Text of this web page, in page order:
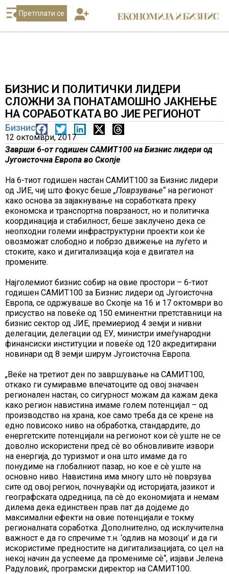
Претплати се
БИЗНИС И ПОЛИТИЧКИ ЛИДЕРИ
СЛОЖНИ ЗА ПОНАТАМОШНО ЈАКНЕЊЕ
НА СОРАБОТКАТА ВО ЈИЕ РЕГИОНОТ
Бизнис
12 октомври, 2017
Заврши 6-от годишен САМИТ100 на Бизнис лидери од
Југоисточна Европа во Скопје
На 6-тиот годишен настан САМИТ100 за Бизнис лидери
од ЈИЕ, чиј што фокус беше „Поврзување“на регионот
како основа за зајакнување на соработката преку
економска и транспортна поврзаност, но и политичка
координација и стабилност, беше заклучено дека се
неопходни големи инфраструктурни проекти кои ќе
овозможат слободно и побрзо движење на луѓето и
стоките, како и дигитализација која е двигател на
промените.
Најголемиот бизнис собир на овие простори – 6-тиот
годишен САМИТ100 за Бизнис лидери од Југоисточна
Европа, се одржуваше во Скопје на 16 и 17 октомври во
присуство на повеќе од 150 еминентни претставници на
бизнис сектор од ЈИЕ, премиериод 4 земји и нивни
делегации, делегации од ЕУ, министри имеѓународни
финансиски институции и повеќе од 120 акредитирани
новинари од 8 земји ширум Југоисточна Европа.
„Веќе на третиот ден по завршување на САМИТ100,
откако ги сумиравме впечатоците од овој значаен
регионален настан, со сигурност можам да кажам дека
како регион навистина имаме голем потенцијал – од
производство на храна, кое само треба да се крене на
едно повисоко ниво на обработка, стандардите, до
енергетските потенцијали на регионот кои сѐ уште не се
доволно искористени пред сѐ во обновливите извори
на енергија, до туризмот и она што имаме да го
понудиме на глобалниот пазар, но кое е сѐ уште на
основно ниво. Навистина има многу што нѐ поврзува
сите од овој регион, почнувајќи од историјата, јазикот и
географската одредница, па сѐ до економијата и немам
дилема дека единствен прав пат да дојдеме до
максимални ефекти на овие потенцијали е токму
регионалната соработка. Дополнително, од исклучителна
важност е да го спречиме т.н. ‘одлив на мозоци’ и да ги
искористиме предностите на дигитализацијата, со цел на
некој начин да успееме да промениме сѐ“, изјави Јелена
Радуловиќ, програмски директор на САМИТ100.